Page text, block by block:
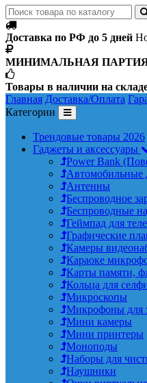
Доставка по РФ до 5 дней
МИНИМАЛЬНАЯ ПАРТИЯ
Товары в наличии на
Главная Доставка/Оплата
Категории
Трендовые товары 2026
Гаджеты и аксессуары
Power Bank
Автомобильные
Антенны
Беспроводное
Беспроводные
Геймпад для
Графические
Камеры
Караоке
Карты памяти,
Кольца для
Микроскопы
Микрофоны для
Мини камеры
Мини принтеры
Моноподы
Наборы для
Наушники